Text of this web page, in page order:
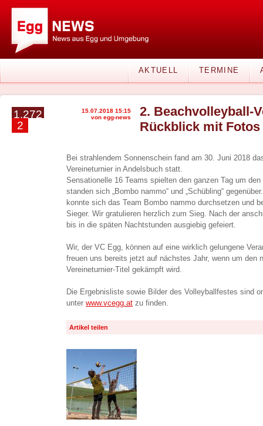
AKTUELL TERMINE
1.272
2
15.07.2018 15:15
von egg-news
2. Beachvolleyball-
Rückblick mit Fotos
Bei strahlendem Sonnenschein fand am 30. Juni 2018
Vereineturnier in Andelsbuch statt.
Sensationelle 16 Teams spielten den ganzen Tag um
standen sich „Bombo nammo“ und „Schübling“
konnte sich das Team Bombo nammo durchsetzen und
Sieger. Wir gratulieren herzlich zum Sieg. Nach der
bis in die späten Nachtstunden ausgiebig gefeiert.
Wir, der VC Egg, können auf eine wirklich gelungene
freuen uns bereits jetzt auf nächstes Jahr, wenn um den
Vereineturnier-Titel gekämpft wird.
Die Ergebnisliste sowie Bilder des Volleyballfestes sind
unter www.vcegg.at zu finden.
Artikel teilen